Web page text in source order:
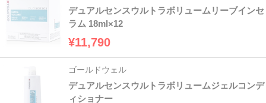
デュアルセンスウルトラボリュームリーブインセ
ラム 18ml×12
¥11,790
ゴールドウェル
デュアルセンスウルトラボリュームジェルコンデ
ィショナー